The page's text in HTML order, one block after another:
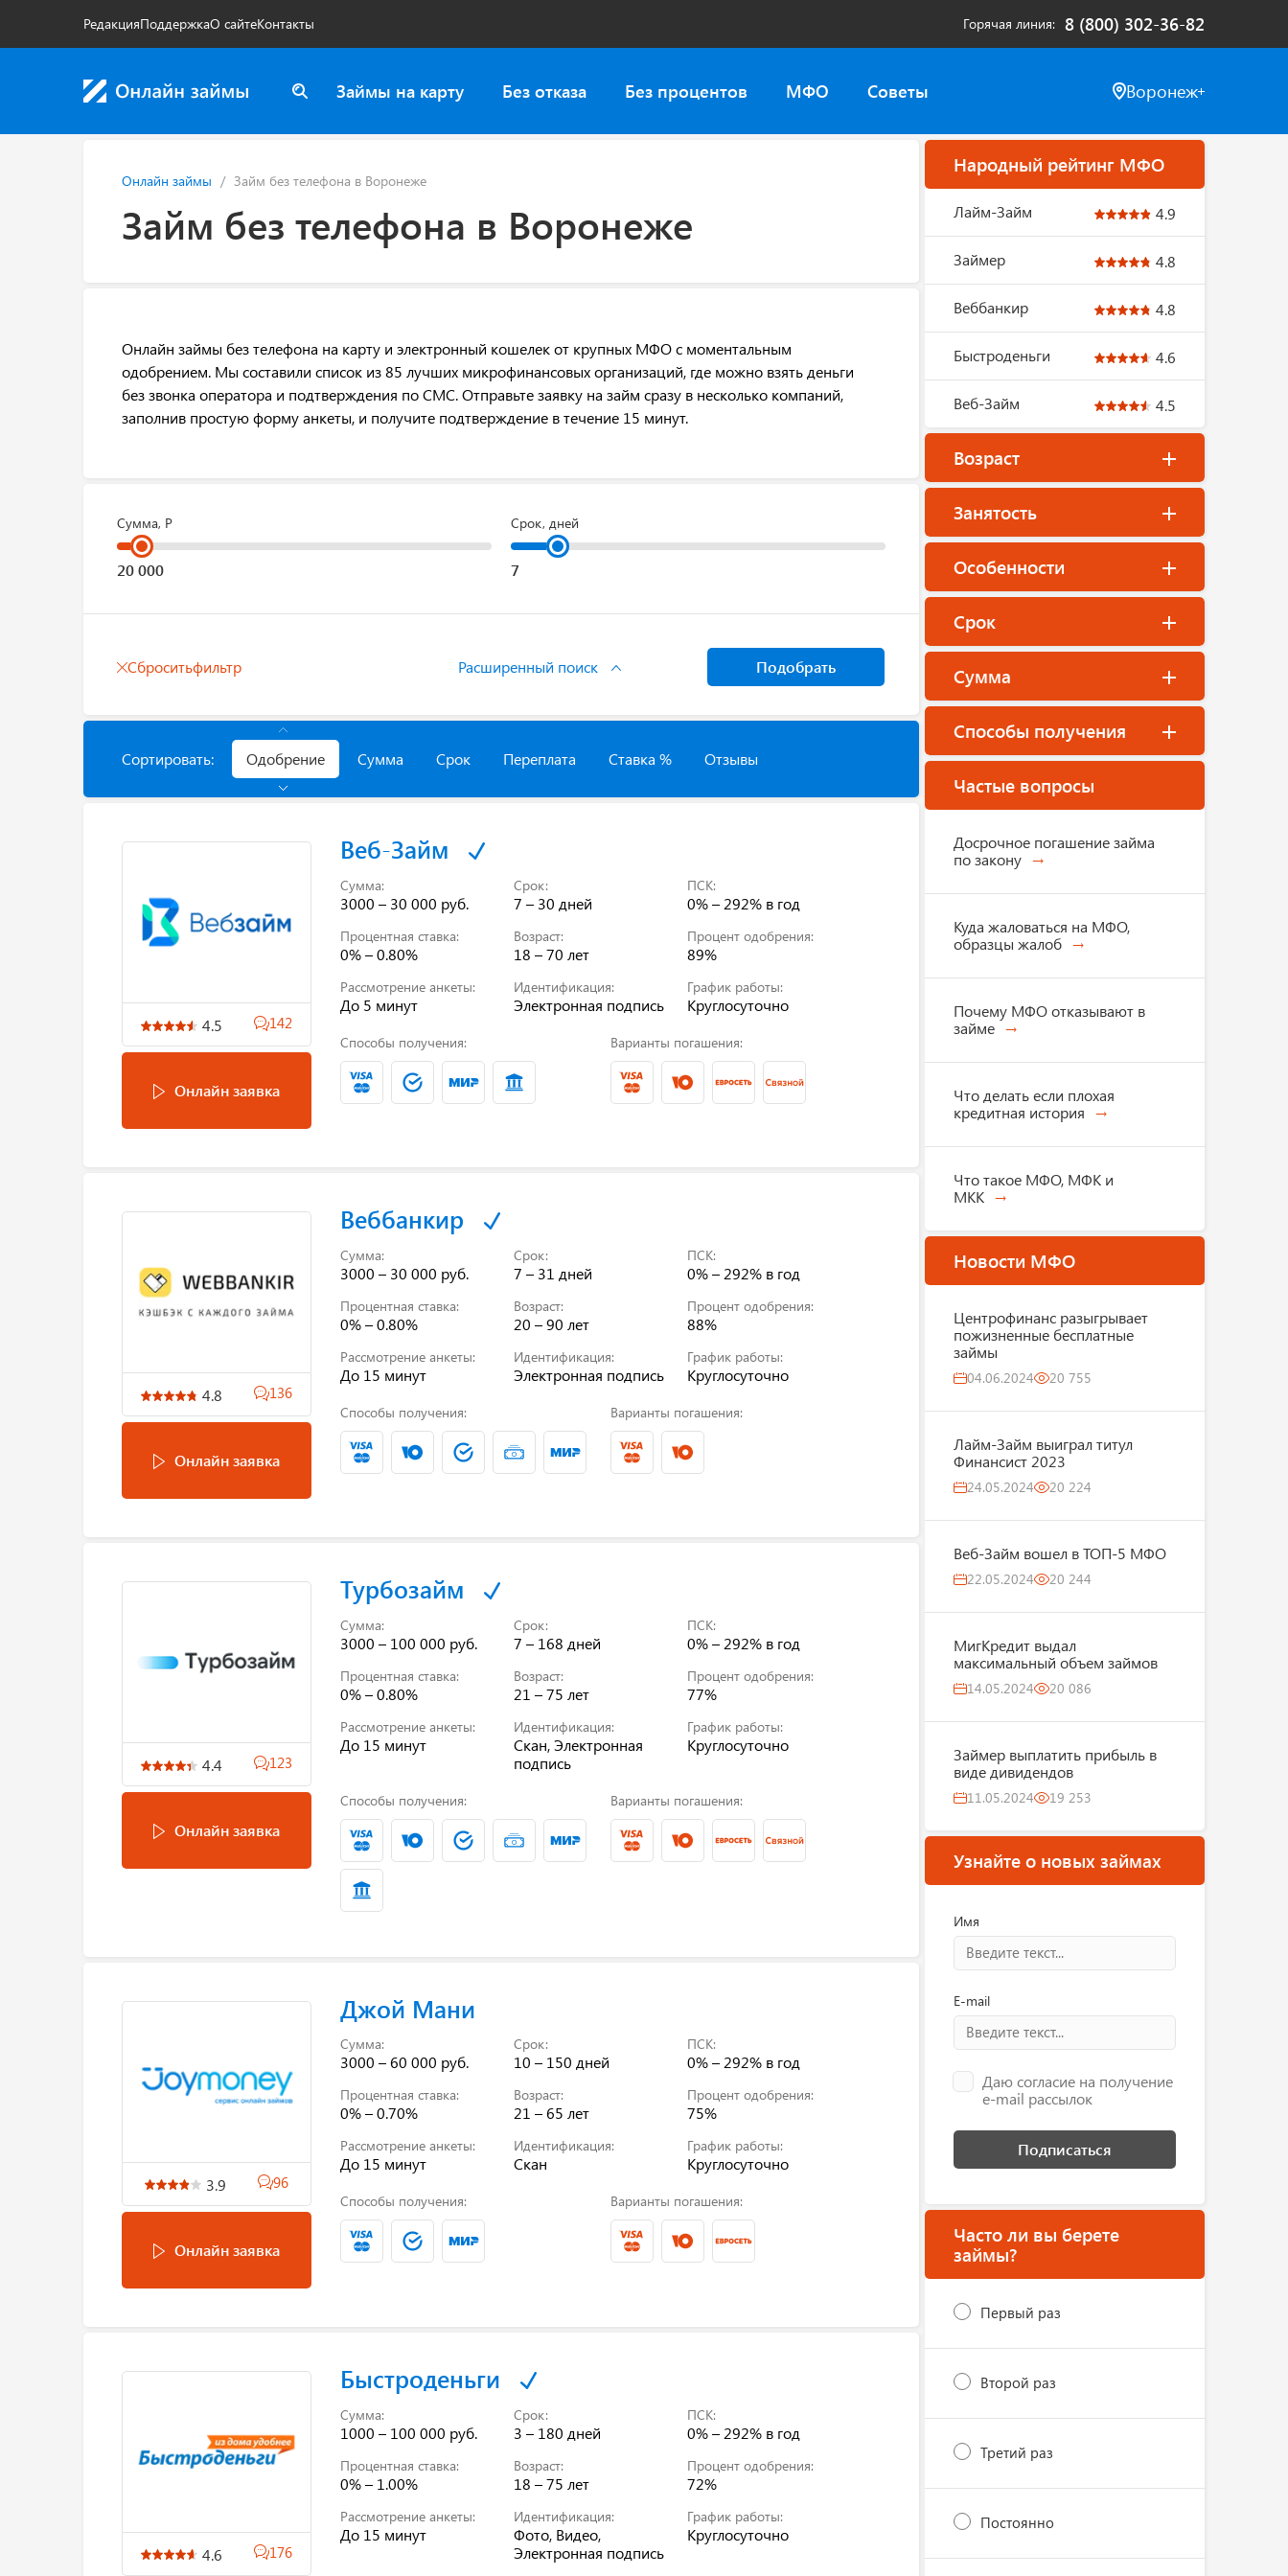
РедакцияПоддержкаО сайтеКонтакты Горячая линия 8 (800) 302-36-82
Займы на карту Без отказа Без процентов МФО Советы Воронеж
Онлайн займы Займ без телефона в Воронеже
Займ без телефона в Воронеже
Онлайн займы без телефона на карту и электронный кошелек от крупных МФО с моментальным
одобрением. Мы составили список из 85 лучших микрофинансовых организаций, где можно взять деньги
без звонка оператора и подтверждения по СМС. Отправьте заявку на займ сразу в несколько компаний,
заполнив простую форму анкеты, и получите подтверждение в течение 15 минут.
Сумма, Р Срок, дней
Сброситьфильтр Расширенный поиск Подобрать
Сортировать: Одобрение Сумма Срок Переплата Ставка % Отзывы
4.5 142
Онлайн заявка
Веб-Займ
Сумма:
3000 – 30 000 руб.
Срок:
7 – 30 дней
ПСК:
0% – 292% в год
Процентная ставка:
0% – 0.80%
Возраст:
18 – 70 лет
Процент одобрения:
89%
Рассмотрение анкеты:
До 5 минут
Идентификация:
Электронная подпись
График работы:
Круглосуточно
Способы получения: Варианты погашения:
4.8 136
Онлайн заявка
Веббанкир
Сумма:
3000 – 30 000 руб.
Срок:
7 – 31 дней
ПСК:
0% – 292% в год
Процентная ставка:
0% – 0.80%
Возраст:
20 – 90 лет
Процент одобрения:
88%
Рассмотрение анкеты:
До 15 минут
Идентификация:
Электронная подпись
График работы:
Круглосуточно
Способы получения: Варианты погашения:
4.4 123
Онлайн заявка
Турбозайм
Сумма:
3000 – 100 000 руб.
Срок:
7 – 168 дней
ПСК:
0% – 292% в год
Процентная ставка:
0% – 0.80%
Возраст:
21 – 75 лет
Процент одобрения:
77%
Рассмотрение анкеты:
До 15 минут
Идентификация:
Скан, Электронная
подпись
График работы:
Круглосуточно
Способы получения: Варианты погашения:
3.9 96
Онлайн заявка
Джой Мани
Сумма:
3000 – 60 000 руб.
Срок:
10 – 150 дней
ПСК:
0% – 292% в год
Процентная ставка:
0% – 0.70%
Возраст:
21 – 65 лет
Процент одобрения:
75%
Рассмотрение анкеты:
До 15 минут
Идентификация:
Скан
График работы:
Круглосуточно
Способы получения: Варианты погашения:
4.6 176
Быстроденьги
Сумма:
1000 – 100 000 руб.
Срок:
3 – 180 дней
ПСК:
0% – 292% в год
Процентная ставка:
0% – 1.00%
Возраст:
18 – 75 лет
Процент одобрения:
72%
Рассмотрение анкеты:
До 15 минут
Идентификация:
Фото, Видео,
Электронная подпись
График работы:
Круглосуточно
Народный рейтинг МФО
Лайм-Займ 4.9
Займер 4.8
Веббанкир 4.8
Быстроденьги 4.6
Веб-Займ 4.5
Возраст
Занятость
Особенности
Срок
Сумма
Способы получения
Частые вопросы
Досрочное погашение займа
по закону
Куда жаловаться на МФО,
образцы жалоб
Почему МФО отказывают в
займе
Что делать если плохая
кредитная история
Что такое МФО, МФК и
МКК
Новости МФО
Центрофинанс разыгрывает
пожизненные бесплатные
займы
04.06.2024 20 755
Лайм-Займ выиграл титул
Финансист 2023
24.05.2024 20 224
Веб-Займ вошел в ТОП-5 МФО
22.05.2024 20 244
МигКредит выдал
максимальный объем займов
14.05.2024 20 086
Займер выплатить прибыль в
виде дивидендов
11.05.2024 19 253
Узнайте о новых займах
Имя
E-mail
Даю согласие на получение
e-mail рассылок
Подписаться
Часто ли вы берете
займы?
Первый раз
Второй раз
Третий раз
Постоянно